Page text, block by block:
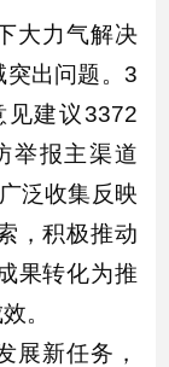
大力气解决
突出问题。3
见建议3372
举报主渠道
泛收集反映
，积极推动
果转化为推
。
展新任务，